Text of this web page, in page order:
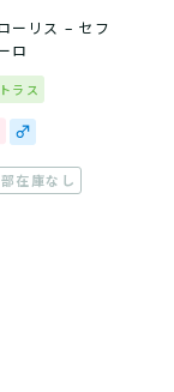
ーリス – セフ
ロ
ラス
在庫なし